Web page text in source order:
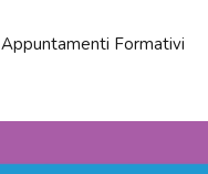
Appuntamenti Formativi